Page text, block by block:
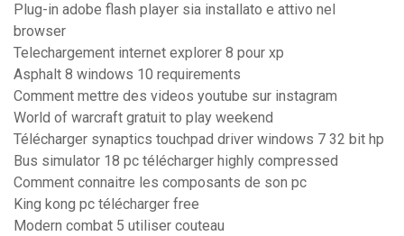
Plug-in adobe flash player sia installato e attivo nel
browser
Telechargement internet explorer 8 pour xp
Asphalt 8 windows 10 requirements
Comment mettre des videos youtube sur instagram
World of warcraft gratuit to play weekend
Télécharger synaptics touchpad driver windows 7 32 bit hp
Bus simulator 18 pc télécharger highly compressed
Comment connaitre les composants de son pc
King kong pc télécharger free
Modern combat 5 utiliser couteau